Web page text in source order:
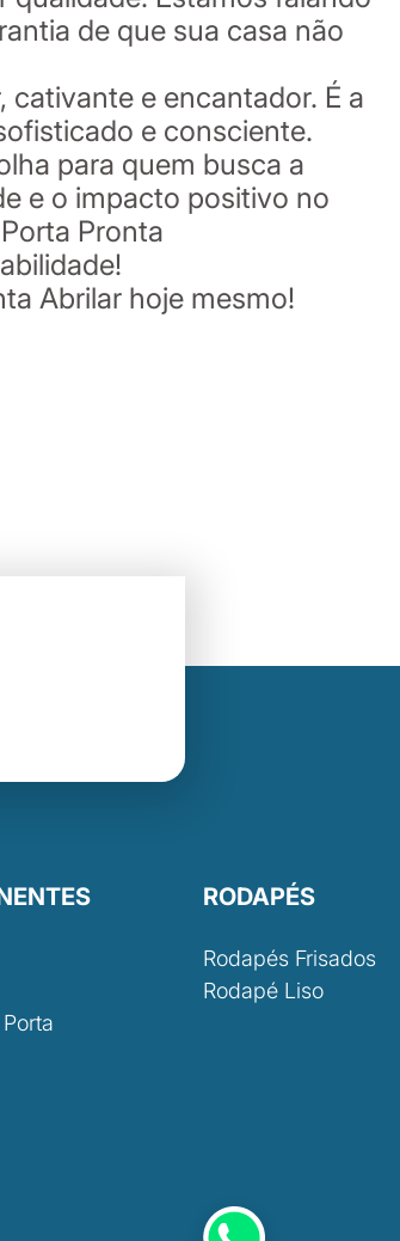
de que sua casa não
e encantador. É a
e consciente.
para quem busca a
e o impacto positivo no
Pronta
Abrilar hoje mesmo!
RODAPÉS
Rodapés Frisados
Rodapé Liso